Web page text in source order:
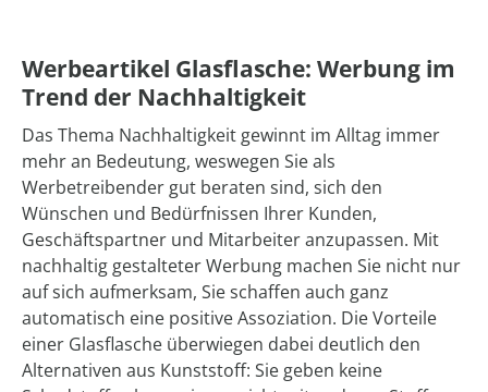
Werbeartikel Glasflasche: Werbung im
Trend der Nachhaltigkeit
Das Thema Nachhaltigkeit gewinnt im Alltag immer
mehr an Bedeutung, weswegen Sie als
Werbetreibender gut beraten sind, sich den
Wünschen und Bedürfnissen Ihrer Kunden,
Geschäftspartner und Mitarbeiter anzupassen. Mit
nachhaltig gestalteter Werbung machen Sie nicht nur
auf sich aufmerksam, Sie schaffen auch ganz
automatisch eine positive Assoziation. Die Vorteile
einer Glasflasche überwiegen dabei deutlich den
Alternativen aus Kunststoff: Sie geben keine